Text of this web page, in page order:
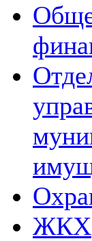
ЖКХ